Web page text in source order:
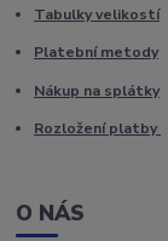
Tabulky velikostí
Platební metody
Nákup na splátky
Rozložení platby
O NÁS